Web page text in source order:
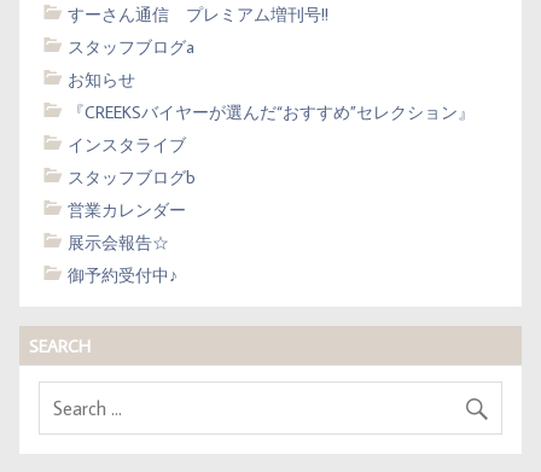
すーさん通信 プレミアム増刊号!!
スタッフブログa
お知らせ
『CREEKSバイヤーが選んだ“おすすめ”セレクション』
インスタライブ
スタッフブログb
営業カレンダー
展示会報告☆
御予約受付中♪
SEARCH